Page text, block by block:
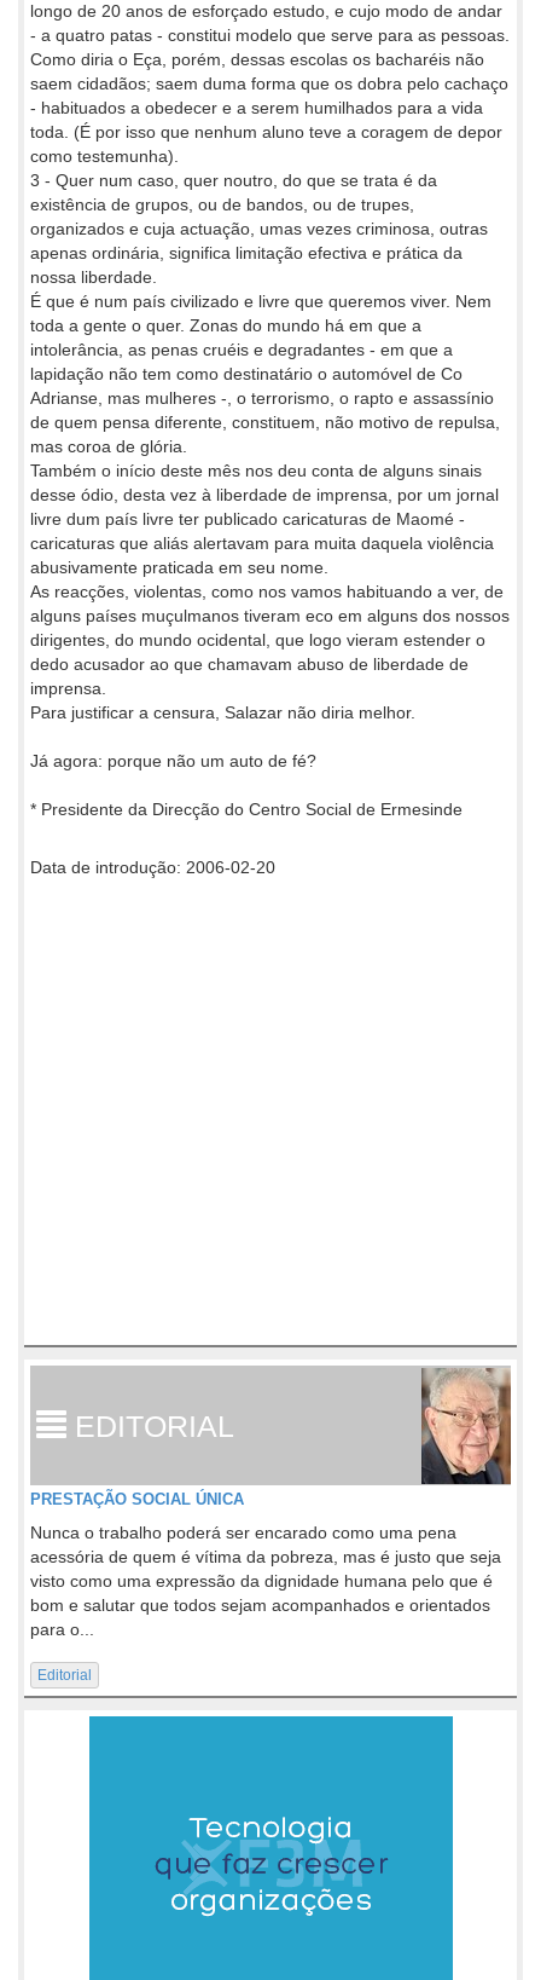
longo de 20 anos de esforçado estudo, e cujo modo de andar
- a quatro patas - constitui modelo que serve para as pessoas.
Como diria o Eça, porém, dessas escolas os bacharéis não
saem cidadãos; saem duma forma que os dobra pelo cachaço
- habituados a obedecer e a serem humilhados para a vida
toda. (É por isso que nenhum aluno teve a coragem de depor
como testemunha).
3 - Quer num caso, quer noutro, do que se trata é da
existência de grupos, ou de bandos, ou de trupes,
organizados e cuja actuação, umas vezes criminosa, outras
apenas ordinária, significa limitação efectiva e prática da
nossa liberdade.
É que é num país civilizado e livre que queremos viver. Nem
toda a gente o quer. Zonas do mundo há em que a
intolerância, as penas cruéis e degradantes - em que a
lapidação não tem como destinatário o automóvel de Co
Adrianse, mas mulheres -, o terrorismo, o rapto e assassínio
de quem pensa diferente, constituem, não motivo de repulsa,
mas coroa de glória.
Também o início deste mês nos deu conta de alguns sinais
desse ódio, desta vez à liberdade de imprensa, por um jornal
livre dum país livre ter publicado caricaturas de Maomé -
caricaturas que aliás alertavam para muita daquela violência
abusivamente praticada em seu nome.
As reacções, violentas, como nos vamos habituando a ver, de
alguns países muçulmanos tiveram eco em alguns dos nossos
dirigentes, do mundo ocidental, que logo vieram estender o
dedo acusador ao que chamavam abuso de liberdade de
imprensa.
Para justificar a censura, Salazar não diria melhor.
Já agora: porque não um auto de fé?
* Presidente da Direcção do Centro Social de Ermesinde
Data de introdução: 2006-02-20
EDITORIAL
PRESTAÇÃO SOCIAL ÚNICA
Nunca o trabalho poderá ser encarado como uma pena
acessória de quem é vítima da pobreza, mas é justo que seja
visto como uma expressão da dignidade humana pelo que é
bom e salutar que todos sejam acompanhados e orientados
para o...
Editorial